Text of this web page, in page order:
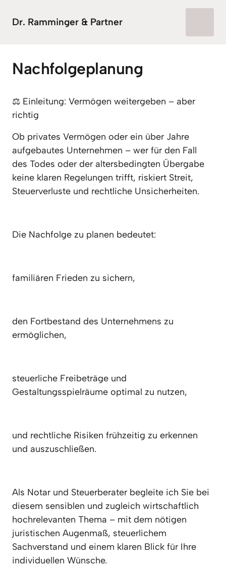
Dr. Ramminger & Partner
Nachfolgeplanung
⚖️ Einleitung: Vermögen weitergeben – aber
richtig
Ob privates Vermögen oder ein über Jahre
aufgebautes Unternehmen – wer für den Fall
des Todes oder der altersbedingten Übergabe
keine klaren Regelungen trifft, riskiert Streit,
Steuerverluste und rechtliche Unsicherheiten.
Die Nachfolge zu planen bedeutet:
familiären Frieden zu sichern,
den Fortbestand des Unternehmens zu
ermöglichen,
steuerliche Freibeträge und
Gestaltungsspielräume optimal zu nutzen,
und rechtliche Risiken frühzeitig zu erkennen
und auszuschließen.
Als Notar und Steuerberater begleite ich Sie bei
diesem sensiblen und zugleich wirtschaftlich
hochrelevanten Thema – mit dem nötigen
juristischen Augenmaß, steuerlichem
Sachverstand und einem klaren Blick für Ihre
individuellen Wünsche.